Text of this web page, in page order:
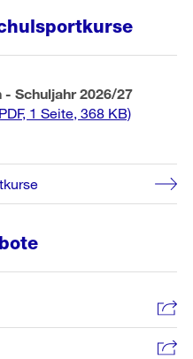
Schuljahr 2026/27
1 Seite, 368 KB)